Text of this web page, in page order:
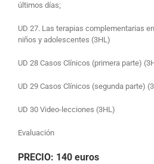
últimos días;
UD 27. Las terapias complementarias
niños y adolescentes (3HL)
UD 28 Casos Clínicos (primera parte)
UD 29 Casos Clínicos (segunda parte)
UD 30 Video-lecciones (3HL)
Evaluación
PRECIO: 140 euros